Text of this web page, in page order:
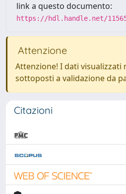
link a questo documento:
https://hdl.handle.net/
Attenzione
Attenzione! I dati visualizzati
sottoposti a validazione da
Citazioni